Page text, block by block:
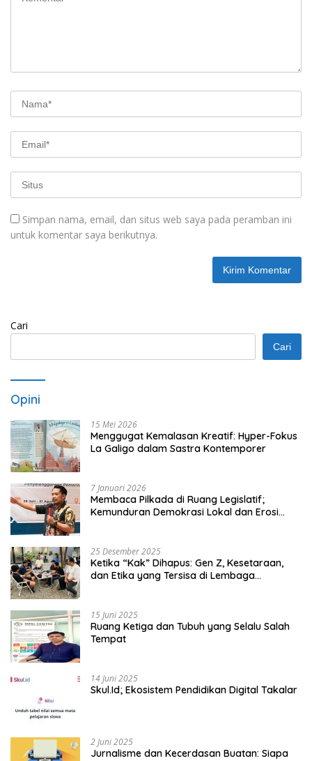
Simpan nama, email, dan situs web saya pada peramban ini
untuk komentar saya berikutnya.
Cari
Cari
Opini
15 Mei 2026
Menggugat Kemalasan Kreatif: Hyper-Fokus
La Galigo dalam Sastra Kontemporer
7 Januari 2026
Membaca Pilkada di Ruang Legislatif;
Kemunduran Demokrasi Lokal dan Erosi
25 Desember 2025
Ketika “Kak” Dihapus: Gen Z, Kesetaraan,
dan Etika yang Tersisa di Lembaga
15 Juni 2025
Ruang Ketiga dan Tubuh yang Selalu Salah
Tempat
14 Juni 2025
Skul.Id; Ekosistem Pendidikan Digital Takalar
2 Juni 2025
Jurnalisme dan Kecerdasan Buatan: Siapa